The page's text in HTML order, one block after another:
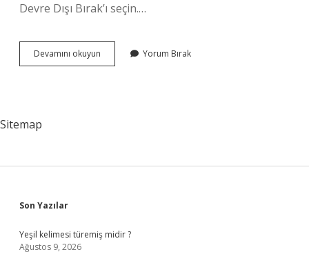
Devre Dışı Bırak’ı seçin.…
Devamını okuyun
Yöneticisi
Yorum Bırak
Sitemap
Sidebar
Son Yazılar
Yeşil kelimesi türemiş midir ?
Ağustos 9, 2026